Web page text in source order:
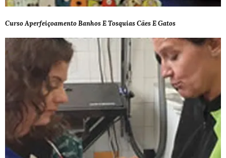
Curso Aperfeiçoamento Banhos E Tosquias Cães E Gatos